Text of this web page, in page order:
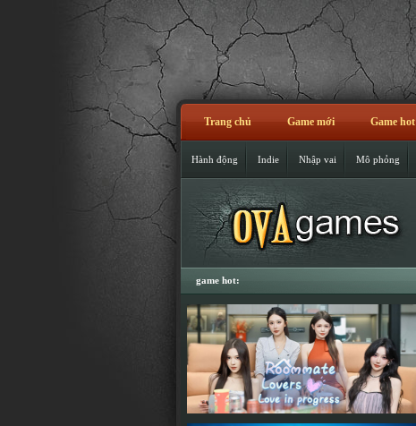
Trang chủ Game mới Game hot
Hành động Indie Nhập vai Mô phỏng
game hot: